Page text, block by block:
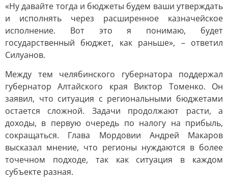
«Ну давайте тогда и бюджеты будем ваши утверждать
и исполнять через расширенное казначейское
исполнение. Вот это я понимаю, будет
государственный бюджет, как раньше», – ответил
Силуанов.
Между тем челябинского губернатора поддержал
губернатор Алтайского края Виктор Томенко. Он
заявил, что ситуация с региональными бюджетами
остается сложной. Задачи продолжают расти, а
доходы, в первую очередь по налогу на прибыль,
сокращаться. Глава Мордовии Андрей Макаров
высказал мнение, что регионы нуждаются в более
точечном подходе, так как ситуация в каждом
субъекте разная.